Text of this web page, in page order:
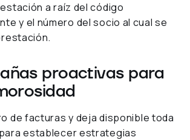
a raíz del código
y el número del socio al cual se
proactivas para
de facturas y deja disponible toda
establecer estrategias